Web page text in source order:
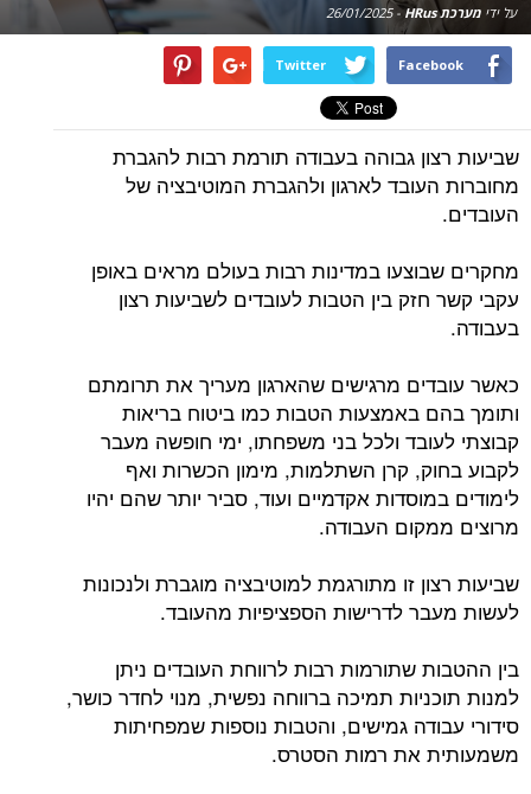
על ידי מערכת HRus -
26/01/2025
Facebook
Twitter
שביעות רצון גבוהה בעבודה תורמת רבות להגברת
מחוברות העובד לארגון ולהגברת המוטיבציה של
העובדים.
מחקרים שבוצעו במדינות רבות בעולם מראים באופן
עקבי קשר חזק בין הטבות לעובדים לשביעות רצון
בעבודה.
כאשר עובדים מרגישים שהארגון מעריך את תרומתם
ותומך בהם באמצעות הטבות כמו ביטוח בריאות
קבוצתי לעובד ולכל בני משפחתו, ימי חופשה מעבר
לקבוע בחוק, קרן השתלמות, מימון הכשרות ואף
לימודים במוסדות אקדמיים ועוד, סביר יותר שהם יהיו
מרוצים ממקום העבודה.
שביעות רצון זו מתורגמת למוטיבציה מוגברת ולנכונות
לעשות מעבר לדרישות הספציפיות מהעובד.
בין ההטבות שתורמות רבות לרווחת העובדים ניתן
למנות תוכניות תמיכה ברווחה נפשית, מנוי לחדר כושר,
סידורי עבודה גמישים, והטבות נוספות שמפחיתות
משמעותית את רמות הסטרס.